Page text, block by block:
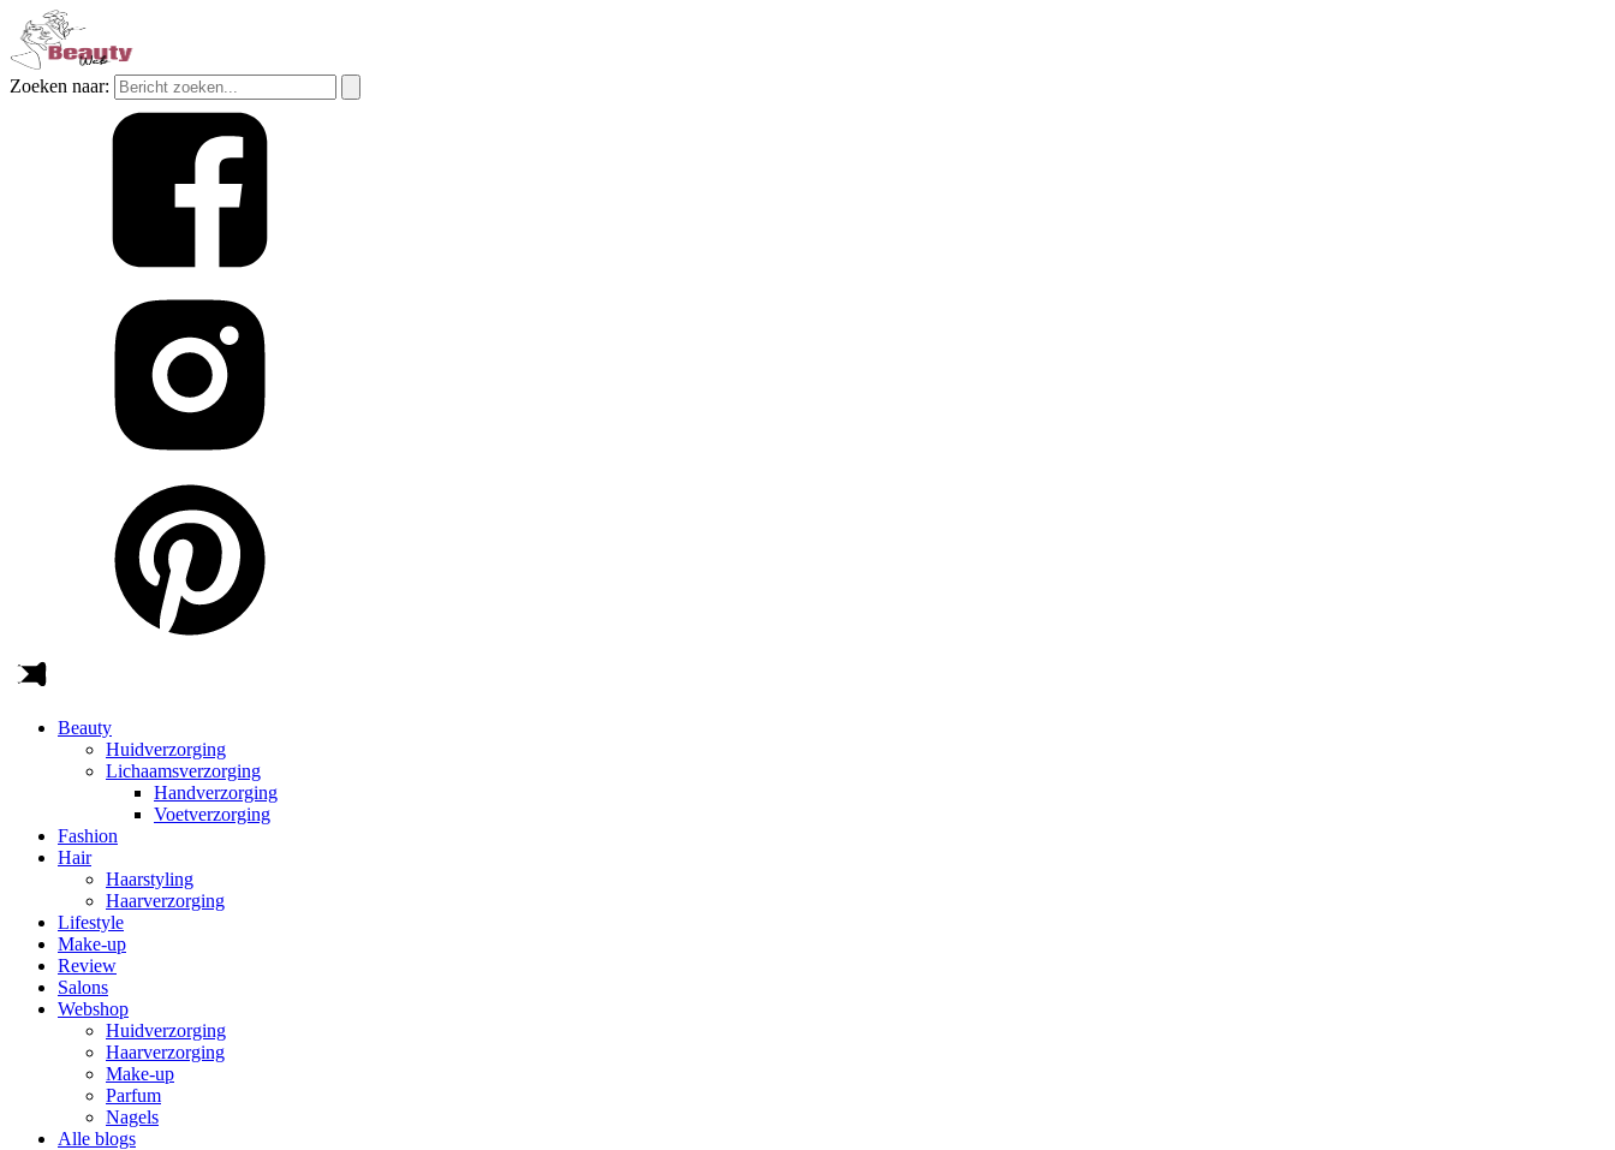
Zoeken naar:
Beauty
Huidverzorging
Lichaamsverzorging
Handverzorging
Voetverzorging
Fashion
Hair
Haarstyling
Haarverzorging
Lifestyle
Make-up
Review
Salons
Webshop
Huidverzorging
Haarverzorging
Make-up
Parfum
Nagels
Alle blogs